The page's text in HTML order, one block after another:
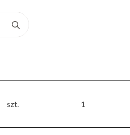
for:
szt. 1